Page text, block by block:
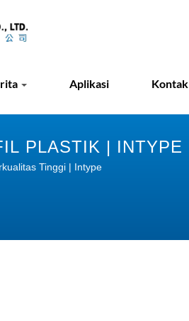
Aplikasi Kontak
PLASTIK | INTYPE
Tinggi | Intype